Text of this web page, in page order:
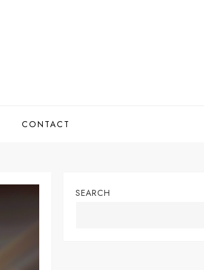
CONTACT
SEARCH